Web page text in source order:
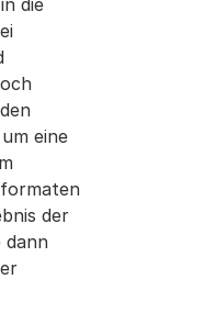
die
eine
der
dann